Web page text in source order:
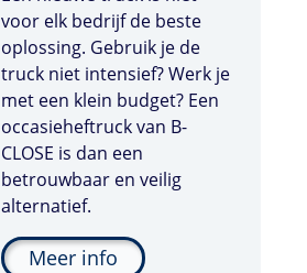
voor elk bedrijf de beste
oplossing. Gebruik je de
truck niet intensief? Werk je
met een klein budget? Een
occasieheftruck van B-
CLOSE is dan een
betrouwbaar en veilig
alternatief.
Meer info